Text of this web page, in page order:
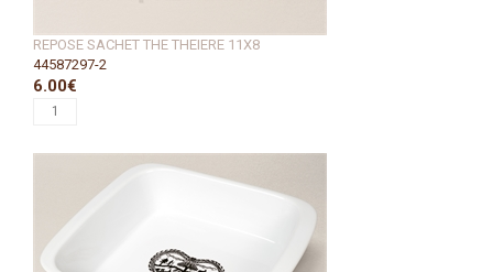
REPOSE SACHET THE THEIERE 11X8
44587297-2
6.00€